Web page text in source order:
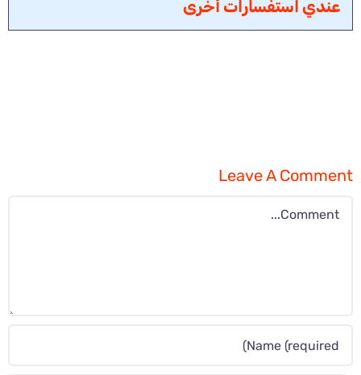
عندي استفسارات أخرى
Leave A Comment
Comment